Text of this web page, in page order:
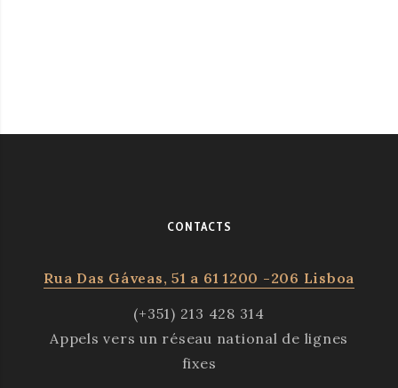
CONTACTS
Rua Das Gáveas, 51 a 61 1200 -206 Lisboa
(+351) 213 428 314
Appels vers un réseau national de lignes
fixes